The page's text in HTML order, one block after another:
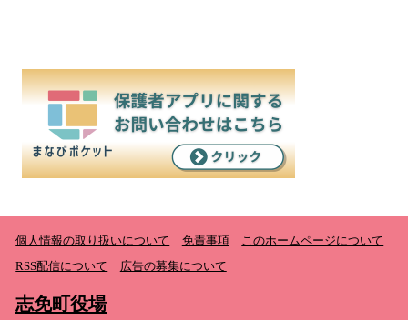
個人情報の取り扱いについて 免責事項
このホームページについて
RSS配信について
広告の募集について
志免町役場